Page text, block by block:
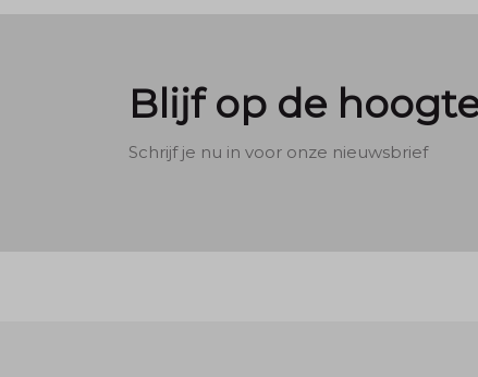
Blijf op de
Schrijf je nu in voor onze nieuwsbrief